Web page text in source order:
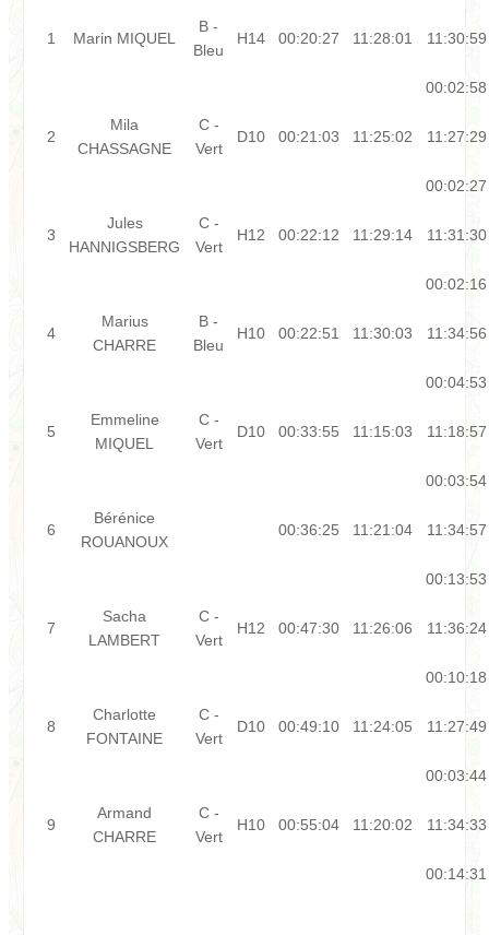
1 Marin MIQUEL
B -
Bleu
H14 00:20:27 11:28:01 11:30:59
00:02:58
2
Mila
CHASSAGNE
C -
Vert
D10 00:21:03 11:25:02 11:27:29
00:02:27
3
Jules
HANNIGSBERG
C -
Vert
H12 00:22:12 11:29:14 11:31:30
00:02:16
4
Marius
CHARRE
B -
Bleu
H10 00:22:51 11:30:03 11:34:56
00:04:53
5
Emmeline
MIQUEL
C -
Vert
D10 00:33:55 11:15:03 11:18:57
00:03:54
6
Bérénice
ROUANOUX
00:36:25 11:21:04 11:34:57
00:13:53
7
Sacha
LAMBERT
C -
Vert
H12 00:47:30 11:26:06 11:36:24
00:10:18
8
Charlotte
FONTAINE
C -
Vert
D10 00:49:10 11:24:05 11:27:49
00:03:44
9
Armand
CHARRE
C -
Vert
H10 00:55:04 11:20:02 11:34:33
00:14:31